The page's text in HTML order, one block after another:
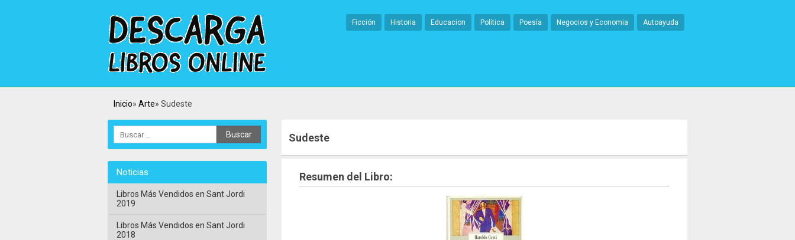
Ficción Historia Educacion Política Poesía Negocios y Economia Autoayuda
Inicio Arte Sudeste
Sudeste
Resumen del Libro:
Noticias
Libros Más Vendidos en Sant Jordi
2019
Libros Más Vendidos en Sant Jordi
2018